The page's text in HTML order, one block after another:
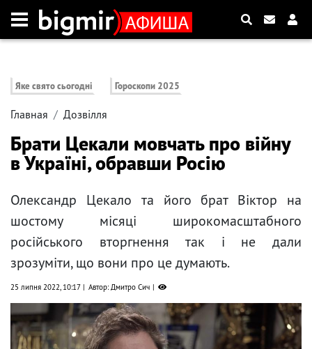
Яке свято сьогодні Гороскопи 2025
Главная Дозвілля
Брати Цекали мовчать про війну
в Україні, обравши Росію
Олександр Цекало та його брат Віктор на
шостому місяці широкомасштабного
російського вторгнення так і не дали
зрозуміти, що вони про це думають.
25 липня 2022, 10:17 Автор: Дмитро Сич